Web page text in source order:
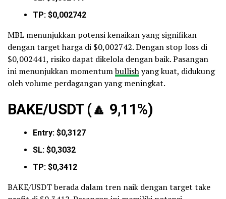
TP: $0,002742
MBL menunjukkan potensi kenaikan yang signifikan
dengan target harga di $0,002742. Dengan stop loss di
$0,002441, risiko dapat dikelola dengan baik. Pasangan
ini menunjukkan momentumbullishyang kuat, didukung
oleh volume perdagangan yang meningkat.
BAKE/USDT (🔼 9,11%)
Entry: $0,3127
SL: $0,3032
TP: $0,3412
BAKE/USDT berada dalam tren naik dengan target take